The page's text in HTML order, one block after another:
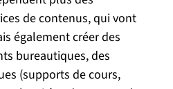
de contenus, qui vont
également créer des
bureautiques, des
(supports de cours,